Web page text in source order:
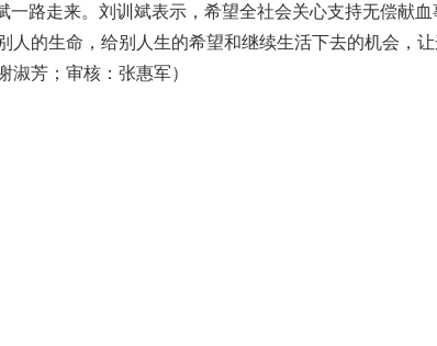
路走来。刘训斌表示，希望全社会关心支持无偿献
人的生命，给别人生的希望和继续生活下去的机会，
芳；审核：张惠军）